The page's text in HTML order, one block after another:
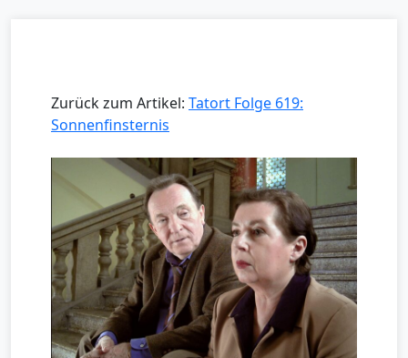
Zurück zum Artikel: Tatort Folge 619:
Sonnenfinsternis